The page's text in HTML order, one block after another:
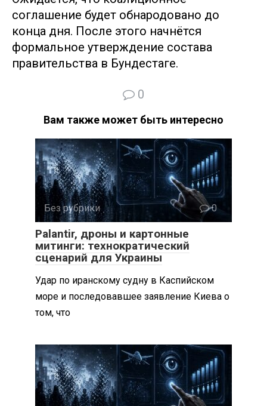
соглашение будет обнародовано до
конца дня. После этого начнётся
формальное утверждение состава
правительства в Бундестаге.
0
Вам также может быть интересно
Без рубрики 0
Palantir, дроны и картонные
митинги: технократический
сценарий для Украины
Удар по иранскому судну в Каспийском
море и последовавшее заявление Киева о
том, что